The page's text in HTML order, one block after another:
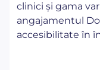
clinici și gama
angajamentul
accesibilitate în